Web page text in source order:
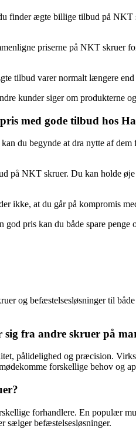
finder ægte billige tilbud på
priserne på NKT skruer
tilbud varer normalt længere end
kunder siger om produkterne
med gode tilbud hos
du begynde at dra nytte af
på NKT skruer. Du kan holde
ikke, at du går på kompromis
god pris kan du både spare
og befæstelsesløsninger til
fra andre skruer på
pålidelighed og præcision.
forskellige behov og
forhandlere. En populær
sælger befæstelsesløsninger.